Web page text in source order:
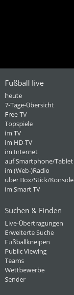
Fußball live
heute
7-Tage-Übersicht
Free-TV
Topspiele
im TV
im HD-TV
im Internet
auf Smartphone/Tablet
im (Web-)Radio
über Box/Stick/Konsole
im Smart TV
Suchen & Finden
Live-Übertragungen
Erweiterte Suche
Fußballkneipen
Public Viewing
Teams
Wettbewerbe
Sender